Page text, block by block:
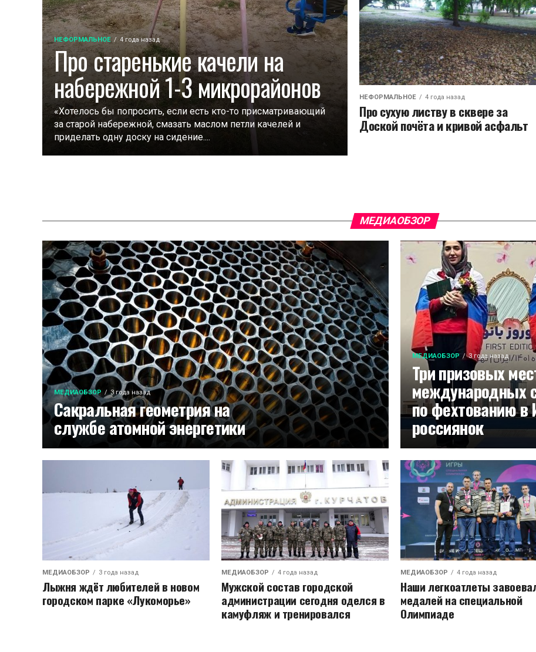
НЕФОРМАЛЬНОЕ 4 года назад
Про старенькие качели на
набережной 1-3 микрорайонов
«Хотелось бы попросить, если есть кто-то присматривающий
за старой набережной, смазать маслом петли качелей и
приделать одну доску на сидение....
НЕФОРМАЛЬНОЕ 4 года назад
Про сухую листву в сквере за
Доской почëта и кривой асфальт
МЕДИАОБЗОР
МЕДИАОБЗОР 3 года назад
Сакральная геометрия на
службе атомной энергетики
МЕДИАОБЗОР 3 года назад
Три призовых
международных
по фехтованию
россиянок
МЕДИАОБЗОР 3 года назад
Лыжня ждëт любителей в новом
городском парке «Лукоморье»
МЕДИАОБЗОР 4 года назад
Мужской состав городской
администрации сегодня оделся в
камуфляж и тренировался
МЕДИАОБЗОР 4 года назад
Наши легкоатлеты
медалей на специальной
Олимпиаде